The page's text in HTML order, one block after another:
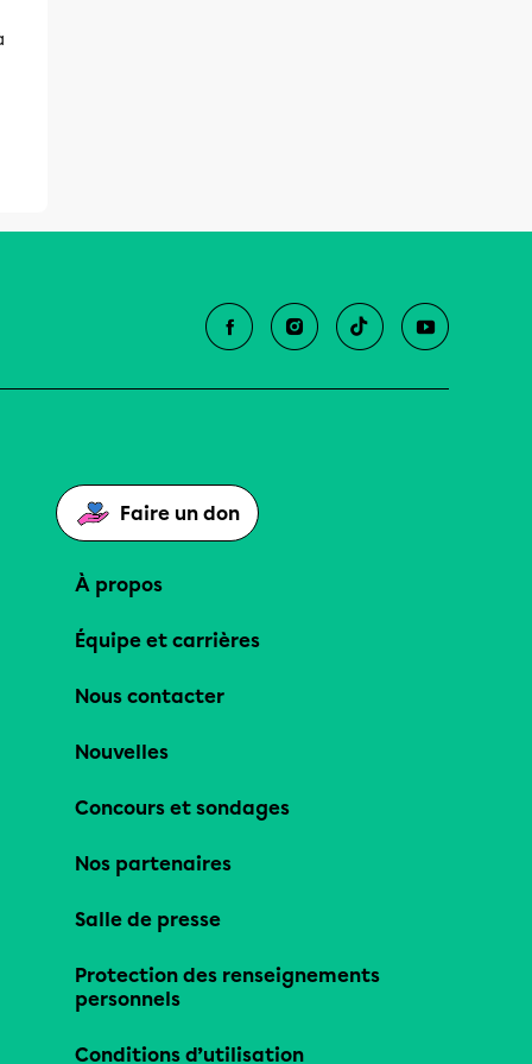
Faire un don
À propos
Équipe et carrières
Nous contacter
Nouvelles
Concours et sondages
Nos partenaires
Salle de presse
Protection des renseignements
personnels
Conditions d’utilisation